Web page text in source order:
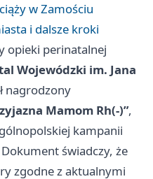
w Zamościu
i dalsze kroki
opieki perinatalnej
Wojewódzki im. Jana
nagrodzony
Mamom Rh(-)”,
kampanii
świadczy, że
zgodne z aktualnymi